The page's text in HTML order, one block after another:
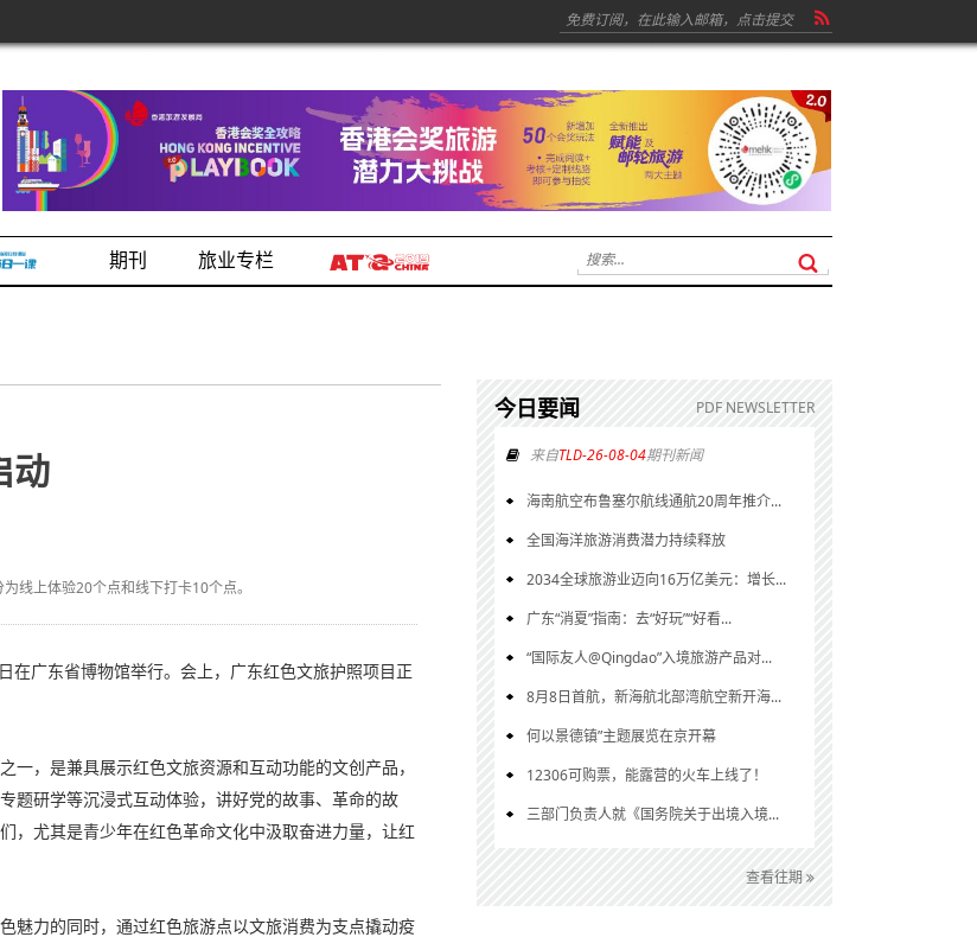
期刊 旅业专栏
动
线上体验20个点和线下打卡10个点。
在广东省博物馆举行。会上，广东红色文旅护照项目正
，是兼具展示红色文旅资源和互动功能的文创产品，
题研学等沉浸式互动体验，讲好党的故事、革命的故
，尤其是青少年在红色革命文化中汲取奋进力量，让红
魅力的同时，通过红色旅游点以文旅消费为支点撬动疫
今日要闻 PDF NEWSLETTER
来自TLD-26-08-04期刊新闻
海南航空布鲁塞尔航线通航20周年推介...
全国海洋旅游消费潜力持续释放
2034全球旅游业迈向16万亿美元：增长...
广东“消夏”指南：去“好玩”“好看...
“国际友人@Qingdao”入境旅游产品对...
8月8日首航，新海航北部湾航空新开海...
何以景德镇”主题展览在京开幕
12306可购票，能露营的火车上线了！
三部门负责人就《国务院关于出境入境...
查看往期